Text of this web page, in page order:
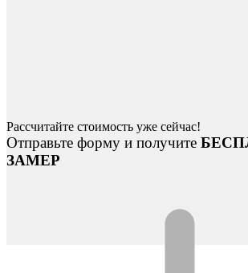
Рассчитайте стоимость уже сейчас!
Отправьте форму и получите
ЗАМЕР